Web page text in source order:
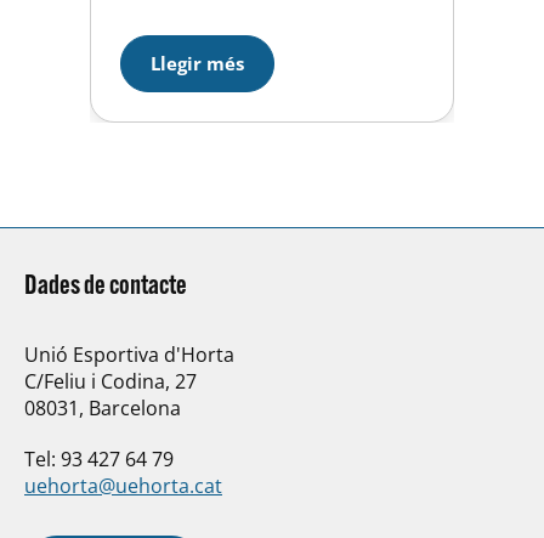
i la resta en el 2016. Serviran per
ampliar el camp de futbol, la
construcció d’una nova piscina
exterior, l’ampliació de la piscina
Llegir més
Dades de contacte
Unió Esportiva d'Horta
C/Feliu i Codina, 27
08031, Barcelona
Tel: 93 427 64 79
uehorta@uehorta.cat